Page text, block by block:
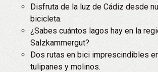
Disfruta de la luz de Cádiz desde
bicicleta.
¿Sabes cuántos lagos hay en la
Salzkammergut?
Dos rutas en bici imprescindibles
tulipanes y molinos.